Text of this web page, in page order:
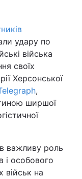
удару по
війська
своїх
Херсонської
,
ширшої
важливу роль
і особового
військ на